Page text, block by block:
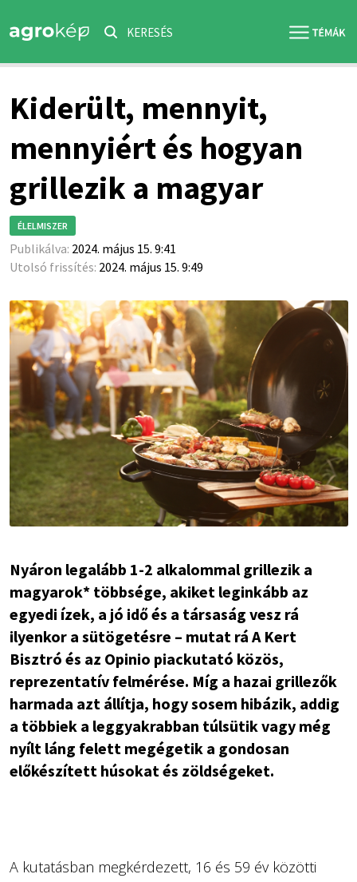
KERESÉS
Kiderült, mennyit,
mennyiért és hogyan
grillezik a magyar
ÉLELMISZER
Publikálva: 2024. május 15. 9:41
Utolsó frissítés: 2024. május 15. 9:49
Nyáron legalább 1-2 alkalommal grillezik a
magyarok* többsége, akiket leginkább az
egyedi ízek, a jó idő és a társaság vesz rá
ilyenkor a sütögetésre – mutat rá A Kert
Bisztró és az Opinio piackutató közös,
reprezentatív felmérése. Míg a hazai grillezők
harmada azt állítja, hogy sosem hibázik, addig
a többiek a leggyakrabban túlsütik vagy még
nyílt láng felett megégetik a gondosan
előkészített húsokat és zöldségeket.
A kutatásban megkérdezett, 16 és 59 év közötti